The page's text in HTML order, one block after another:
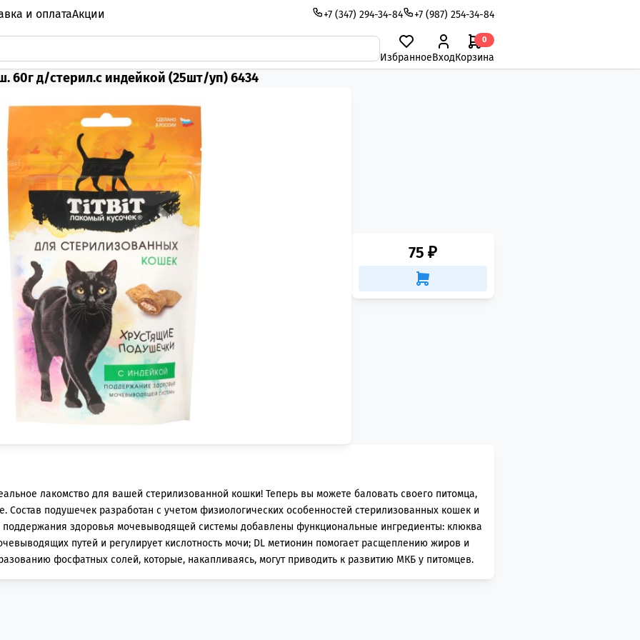
и оплатаАкции +7 (347) 294-34-84 +7 (987) 254-34-84
ИзбранноеВход
0
Корзина
60г д/стерил.с индейкой (25шт/уп) 6434
75 ₽
лакомство для вашей стерилизованной кошки! Теперь вы можете баловать своего питомца,
Состав подушечек разработан с учетом физиологических особенностей стерилизованных кошек и
поддержания здоровья мочевыводящей системы добавлены функциональные ингредиенты: клюква
путей и регулирует кислотность мочи; DL метионин помогает расщеплению жиров и
фосфатных солей, которые, накапливаясь, могут приводить к развитию МКБ у питомцев.